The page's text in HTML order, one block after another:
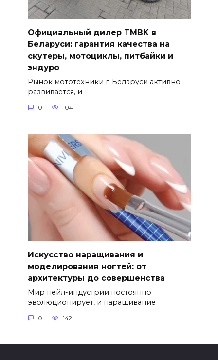
Официальный дилер TMBK в
Беларуси: гарантия качества на
скутеры, мотоциклы, питбайки и
эндуро
Рынок мототехники в Беларуси активно
развивается, и
0 104
Искусство наращивания и
моделирования ногтей: от
архитектуры до совершенства
Мир нейл-индустрии постоянно
эволюционирует, и наращивание
0 142